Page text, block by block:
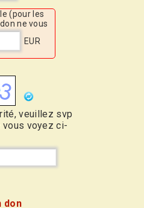
(pour les
ne vous
EUR
veuillez svp
voyez ci-
don